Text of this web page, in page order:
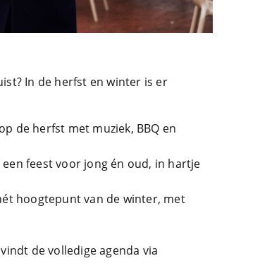
In de herfst en winter is er
de herfst met muziek, BBQ en
feest voor jong én oud, in hartje
hoogtepunt van de winter, met
de volledige agenda via